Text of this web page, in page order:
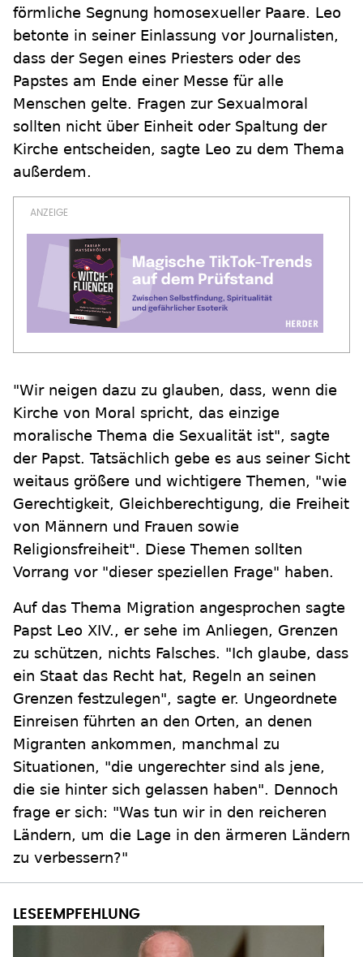
förmliche Segnung homosexueller Paare. Leo
betonte in seiner Einlassung vor Journalisten,
dass der Segen eines Priesters oder des
Papstes am Ende einer Messe für alle
Menschen gelte. Fragen zur Sexualmoral
sollten nicht über Einheit oder Spaltung der
Kirche entscheiden, sagte Leo zu dem Thema
außerdem.
"Wir neigen dazu zu glauben, dass, wenn die
Kirche von Moral spricht, das einzige
moralische Thema die Sexualität ist", sagte
der Papst. Tatsächlich gebe es aus seiner Sicht
weitaus größere und wichtigere Themen, "wie
Gerechtigkeit, Gleichberechtigung, die Freiheit
von Männern und Frauen sowie
Religionsfreiheit". Diese Themen sollten
Vorrang vor "dieser speziellen Frage" haben.
Auf das Thema Migration angesprochen sagte
Papst Leo XIV., er sehe im Anliegen, Grenzen
zu schützen, nichts Falsches. "Ich glaube, dass
ein Staat das Recht hat, Regeln an seinen
Grenzen festzulegen", sagte er. Ungeordnete
Einreisen führten an den Orten, an denen
Migranten ankommen, manchmal zu
Situationen, "die ungerechter sind als jene,
die sie hinter sich gelassen haben". Dennoch
frage er sich: "Was tun wir in den reicheren
Ländern, um die Lage in den ärmeren Ländern
zu verbessern?"